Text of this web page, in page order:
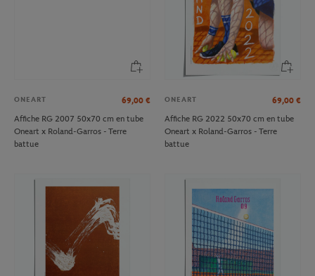
ONEART 69,00 €
Affiche RG 2007 50x70 cm en tube
Oneart x Roland-Garros - Terre
battue
ONEART 69,00 €
Affiche RG 2022 50x70 cm en tube
Oneart x Roland-Garros - Terre
battue